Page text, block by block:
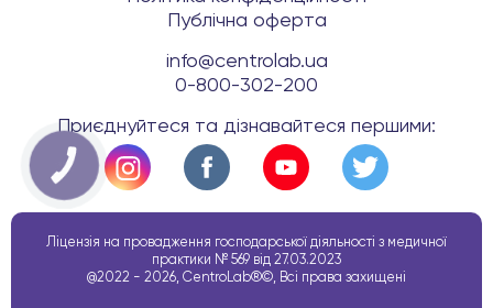
Публічна оферта
info@centrolab.ua
0-800-302-200
Приєднуйтеся та дізнавайтеся першими:
Ліцензія на провадження господарської діяльності з медичної
практики № 569 від 27.03.2023
@2022 - 2026, CentroLab®©, Всі права захищені
КНОПКА
ЗВ'ЯЗКУ